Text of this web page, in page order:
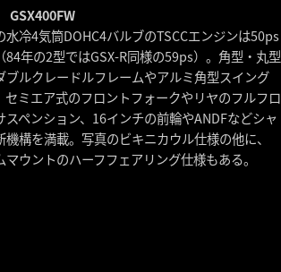
水冷4気筒DOHC4バルブのTSCCエンジンは50ps
84年の2型ではGSX-R同様の59ps）。角型・丸型
ブルクレードルフレームやアルミ角型スイング
セミエア式のフロントフォークやリヤのフルフロ
スペンション、16インチの前輪やANDFなどシャ
機構を満載。写真のビキニカウル仕様の他に、
マウントのハーフフェアリング仕様もある。